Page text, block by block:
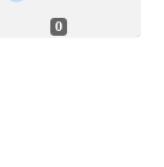
0